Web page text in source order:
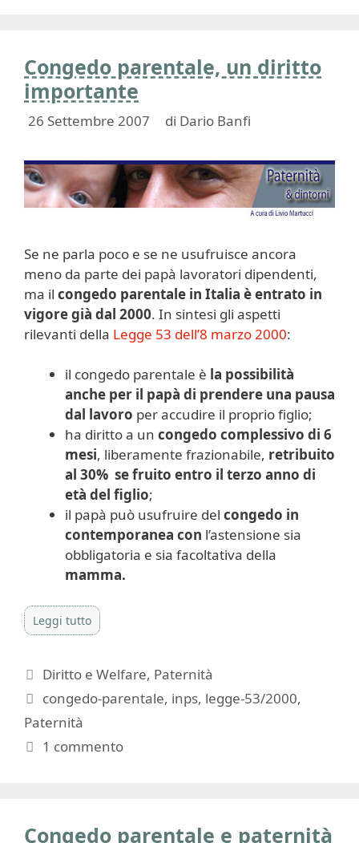
Congedo parentale, un diritto
importante
26 Settembre 2007 di Dario Banfi
Se ne parla poco e se ne usufruisce ancora
meno da parte dei papà lavoratori dipendenti,
ma il congedo parentale in Italia è entrato in
vigore già dal 2000. In sintesi gli aspetti
rilevanti della Legge 53 dell’8 marzo 2000:
il congedo parentale è la possibilità
anche per il papà di prendere una pausa
dal lavoro per accudire il proprio figlio;
ha diritto a un congedo complessivo di 6
mesi, liberamente frazionabile, retribuito
al 30% se fruito entro il terzo anno di
età del figlio;
il papà può usufruire del congedo in
contemporanea con l’astensione sia
obbligatoria e sia facoltativa della
mamma.
Leggi tutto
Categorie
Diritto e Welfare, Paternità
Tag
congedo-parentale, inps, legge-53/2000,
Paternità
1 commento
Congedo parentale e paternità